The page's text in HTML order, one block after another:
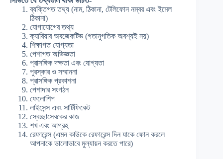
ব্যক্তিগত তথ্য (নাম, ঠিকানা, টেলিফোন নম্বর এবং ইমেল
ঠিকানা)
যোগাযোগের তথ্য
ক্যারিয়ার অবজেকটিভ (গতানুগতিক অবশ্যই নয়)
শিক্ষাগত যোগ্যতা
পেশাগত অভিজ্ঞতা
প্রাসঙ্গিক দক্ষতা এবং যোগ্যতা
পুরস্কার ও সম্মাননা
প্রাসঙ্গিক প্রকাশনা
পেশাদার সংগঠন
ফেলোশিপ
লাইসেন্স এবং সার্টিফিকেট
স্বেচ্ছাসেবকের কাজ
শখ এবং আগ্রহ
রেফারেন্স (এমন কাউকে রেফারেন্স দিন যাকে ফোন করলে
আপনাকে ভালোভাবে মুল্যায়ন করতে পারে)